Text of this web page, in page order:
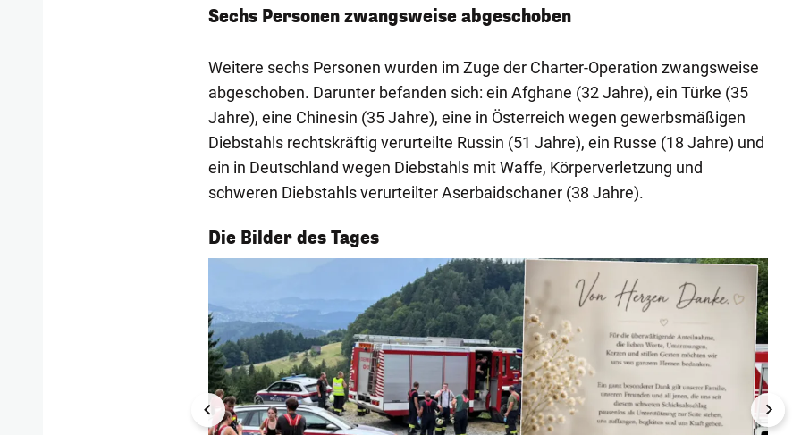
Sechs Personen zwangsweise abgeschoben
Weitere sechs Personen wurden im Zuge der Charter-Operation zwangsweise
abgeschoben. Darunter befanden sich: ein Afghane (32 Jahre), ein Türke (35
Jahre), eine Chinesin (35 Jahre), eine in Österreich wegen gewerbsmäßigen
Diebstahls rechtskräftig verurteilte Russin (51 Jahre), ein Russe (18 Jahre) und
ein in Deutschland wegen Diebstahls mit Waffe, Körperverletzung und
schweren Diebstahls verurteilter Aserbaidschaner (38 Jahre).
Die Bilder des Tages
1/56